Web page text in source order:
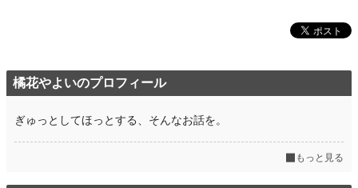
橘花やよいのプロフィール
ぎゅっとしてほっとする、そんなお話を。
もっと見る